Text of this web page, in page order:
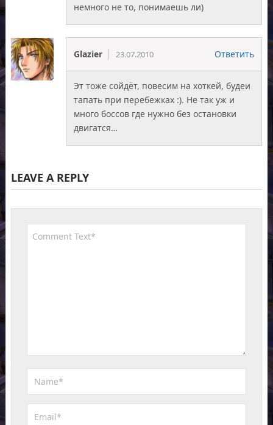
немного не то, понимаешь ли)
Glazier 23.07.2010 Ответить
Эт тоже сойдёт, повесим на хоткей, будеи
тапать при перебежках :). Не так уж и
много боссов где нужно без остановки
двигатся…
LEAVE A REPLY